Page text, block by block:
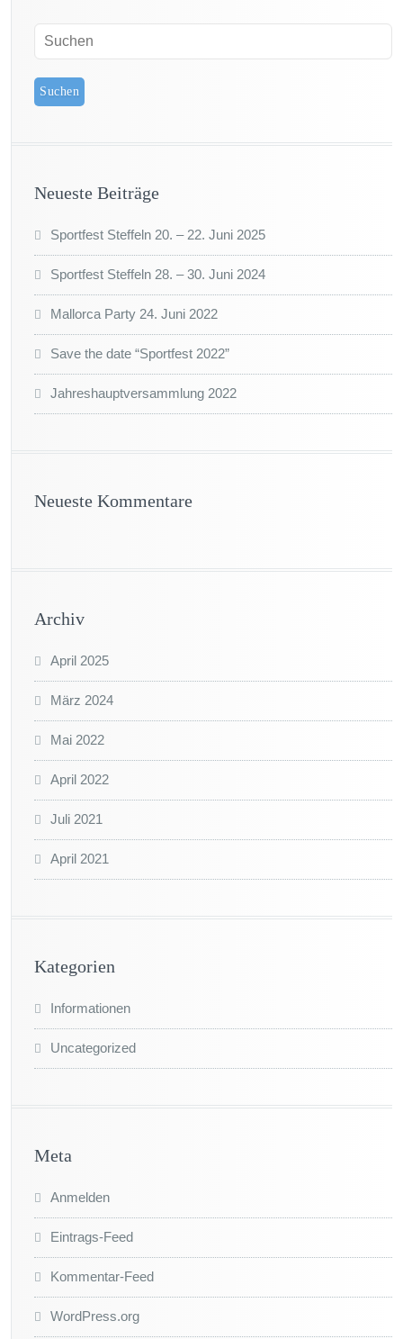
Neueste Beiträge
Sportfest Steffeln 20. – 22. Juni 2025
Sportfest Steffeln 28. – 30. Juni 2024
Mallorca Party 24. Juni 2022
Save the date “Sportfest 2022”
Jahreshauptversammlung 2022
Neueste Kommentare
Archiv
April 2025
März 2024
Mai 2022
April 2022
Juli 2021
April 2021
Kategorien
Informationen
Uncategorized
Meta
Anmelden
Eintrags-Feed
Kommentar-Feed
WordPress.org